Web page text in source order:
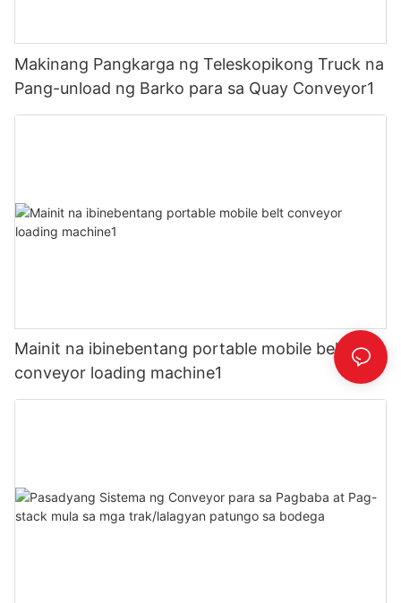
Makinang Pangkarga ng Teleskopikong Truck na
Pang-unload ng Barko para sa Quay Conveyor1
Mainit na ibinebentang portable mobile belt
conveyor loading machine1